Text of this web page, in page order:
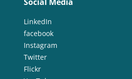
LinkedIn
facebook
Instagram
Twitter
Flickr